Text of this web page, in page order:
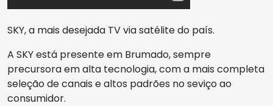
SKY, a mais desejada TV via satélite do país.
A SKY está presente em Brumado, sempre
precursora em alta tecnologia, com a mais completa
seleção de canais e altos padrões no seviço ao
consumidor.